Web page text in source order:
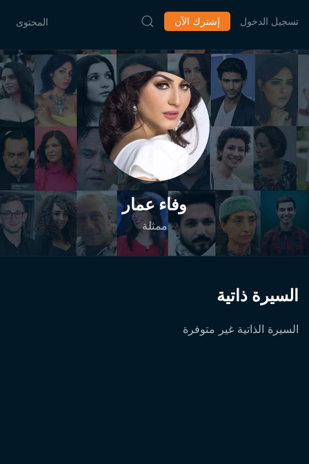
المحتوى إشترك الآن تسجيل الدخول
وفاء عمار
ممثلة
السيرة ذاتية
السيرة الذاتية غير متوفرة